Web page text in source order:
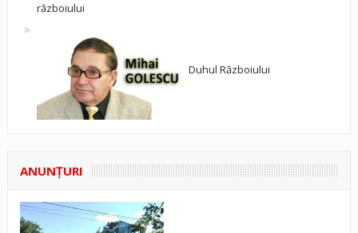
războiului
Duhul Războiului
ANUNŢURI